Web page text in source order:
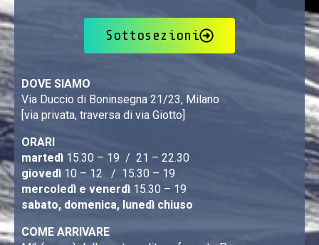
Sottosezioni
DOVE SIAMO
Via Duccio di Boninsegna 21/23, Milano
[via privata, traversa di via Giotto]
ORARI
martedì 15.30 – 19 / 21 – 22.30
giovedì 10 – 12 / 15.30 – 19
mercoledì e venerdì 15.30 – 19
sabato, domenica, lunedì chiuso
COME ARRIVARE